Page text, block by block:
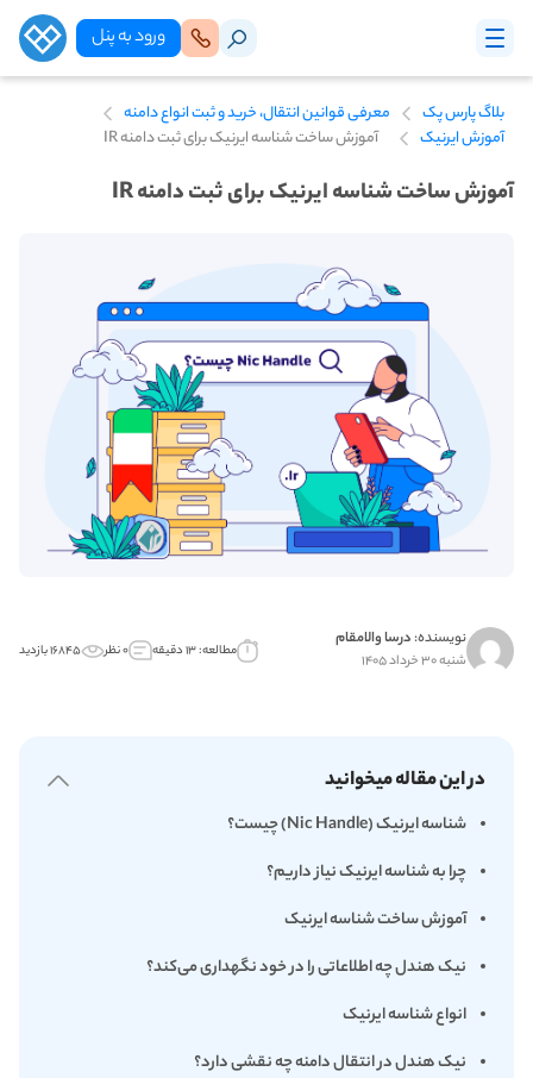
ورود‌ به‌ پنل
بلاگ پارس پک
معرفی قوانین انتقال، خرید و ثبت انواع دامنه
آموزش ایرنیک
آموزش ساخت شناسه ایرنیک برای ثبت دامنه IR
آموزش ساخت شناسه ایرنیک برای ثبت دامنه IR
نویسنده: درسا والامقام
شنبه ۳۰ خرداد ۱۴۰۵ مطالعه: ۱۳ دقیقه ۰ نظر ۱۶۸۴۵ بازدید
در این مقاله میخوانید
شناسه ایرنیک (Nic Handle) چیست؟
چرا به شناسه ایرنیک نیاز داریم؟
آموزش ساخت شناسه ایرنیک
نیک هندل چه اطلاعاتی را در خود نگهداری می‌کند؟
انواع شناسه ایرنیک
نیک هندل در انتقال دامنه چه نقشی دارد؟